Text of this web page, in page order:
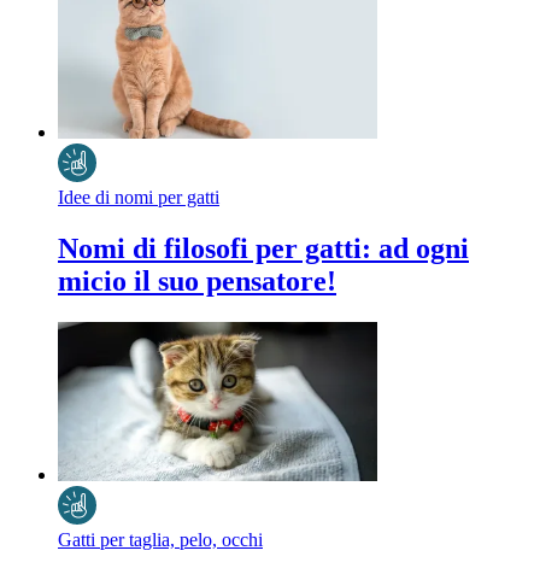
Idee di nomi per gatti
Nomi di filosofi per gatti: ad ogni
micio il suo pensatore!
Gatti per taglia, pelo, occhi